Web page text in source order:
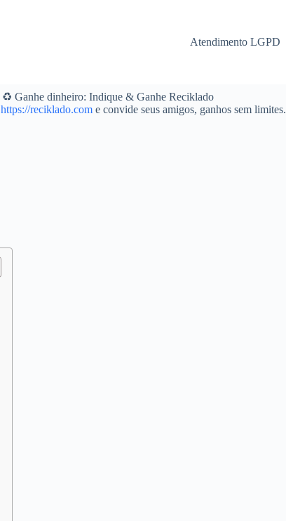
Atendimento LGPD
♻️ Ganhe dinheiro: Indique & Ganhe Reciklado
https://reciklado.come convide seus amigos, ganhos sem limites.